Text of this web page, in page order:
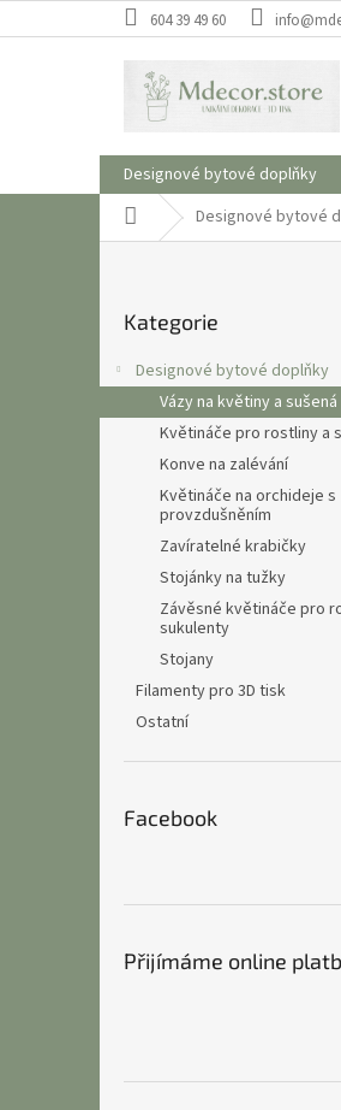
na
604 39 49 60
Designové bytové doplňky
Domů Designové bytové
a
n
kategorie
Kategorie
Designové bytové doplňky
Vázy na květiny a
Květináče pro rostliny a
Konve na zalévání
Květináče na orchideje s
provzdušněním
Zavíratelné krabičky
Stojánky na tužky
Závěsné květináče pro
sukulenty
Stojany
Filamenty pro 3D tisk
Ostatní
Facebook
Přijímáme online